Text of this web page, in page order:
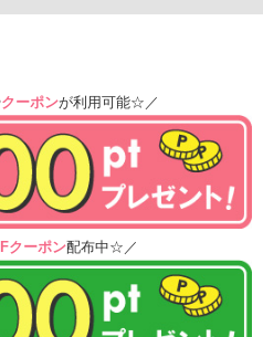
クーポンが利用可能☆／
クーポン配布中☆／